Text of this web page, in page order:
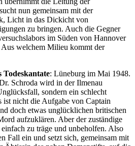
nun gemeinsam mit der
Licht in das Dickicht von
zu bringen. Auch die Gegner
im Süden von Hannover
welchem Milieu kommt der
Todeskantate: Lüneburg im Mai 1948.
Schroda wird in der Ilmenau
sondern ein schlecht
ist nicht die Aufgabe von Captain
doch etwas unglücklichen britischen
aufzuklären. Aber der zuständige
zu träge und unbeholfen. Also
Fall ein und setzt sich, gemeinsam mit